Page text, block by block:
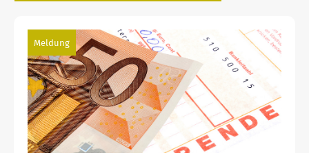
Meldung